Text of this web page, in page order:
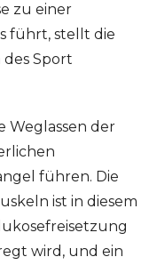
zu einer
führt, stellt die
des Sport
Weglassen der
führen. Die
ist in diesem
wird, und ein